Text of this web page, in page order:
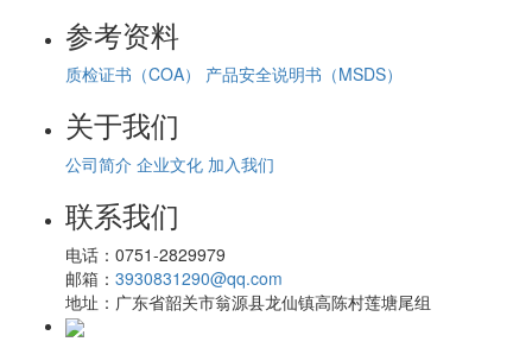
参考资料
质检证书（COA） 产品安全说明书（MSDS）
关于我们
公司简介 企业文化 加入我们
联系我们
电话： 0751-2829979
邮箱： 3930831290@qq.com
地址： 广东省韶关市翁源县龙仙镇高陈村莲塘尾组